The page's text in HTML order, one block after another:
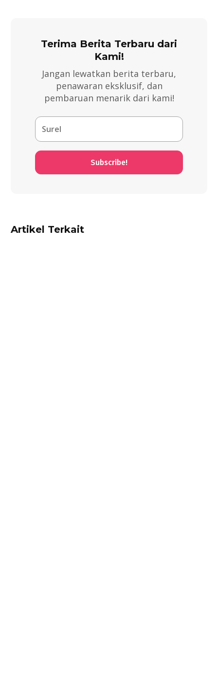
Terima Berita Terbaru dari
Kami!
Jangan lewatkan berita terbaru,
penawaran eksklusif, dan
pembaruan menarik dari kami!
Subscribe!
Artikel Terkait